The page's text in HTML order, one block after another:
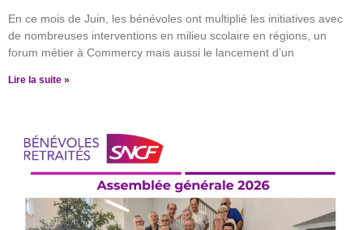
En ce mois de Juin, les bénévoles ont multiplié les initiatives avec
de nombreuses interventions en milieu scolaire en régions, un
forum métier à Commercy mais aussi le lancement d’un
Lire la suite »